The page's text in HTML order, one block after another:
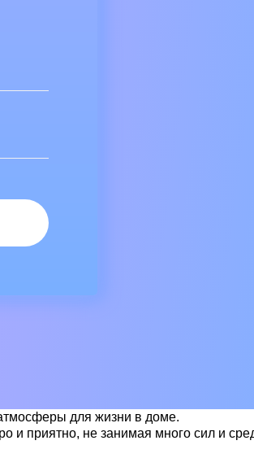
для жизни в доме.
приятно, не занимая много сил и